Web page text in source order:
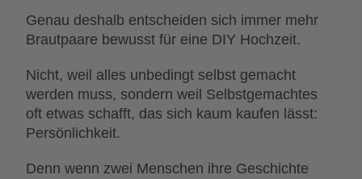
Genau deshalb entscheiden sich immer mehr
Brautpaare bewusst für eine DIY Hochzeit.
Nicht, weil alles unbedingt selbst gemacht
werden muss, sondern weil Selbstgemachtes
oft etwas schafft, das sich kaum kaufen lässt:
Persönlichkeit.
Denn wenn zwei Menschen ihre Geschichte